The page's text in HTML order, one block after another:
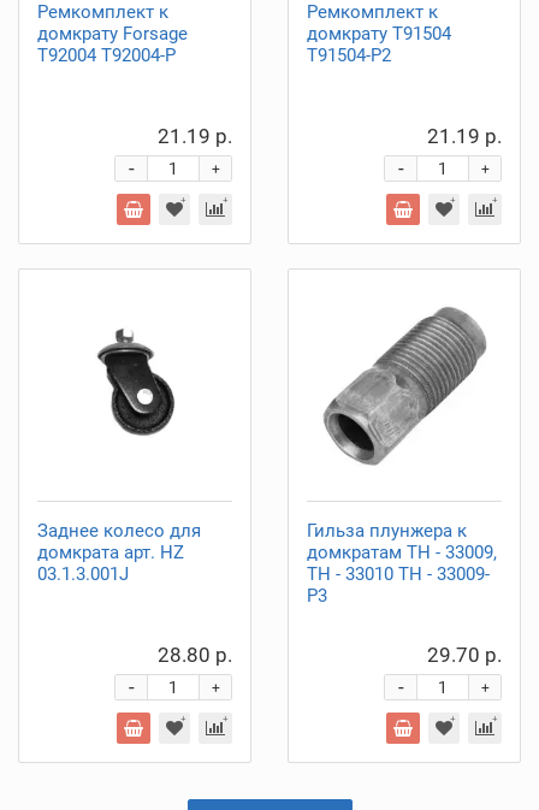
Ремкомплект к
домкрату Forsage
T92004 T92004-P
21.19 р.
+
-
Ремкомплект к
домкрату T91504
T91504-P2
21.19 р.
+
-
Заднее колесо для
домкрата арт. HZ
03.1.3.001J
28.80 р.
+
-
Гильза плунжера к
домкратам ТН - 33009,
ТН - 33010 ТН - 33009-
P3
29.70 р.
+
-